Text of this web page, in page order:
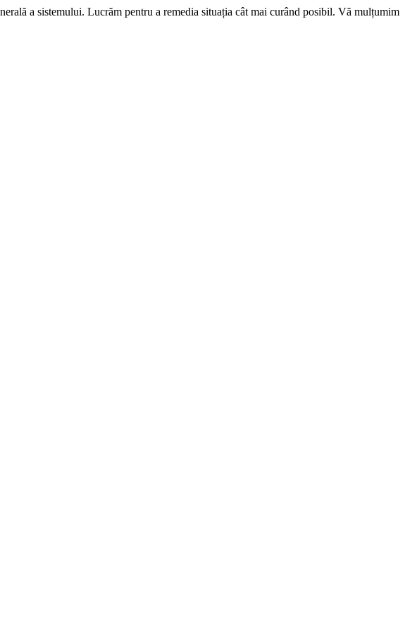
a sistemului. Lucrăm pentru a remedia situația cât mai curând posibil. Vă mulțumim